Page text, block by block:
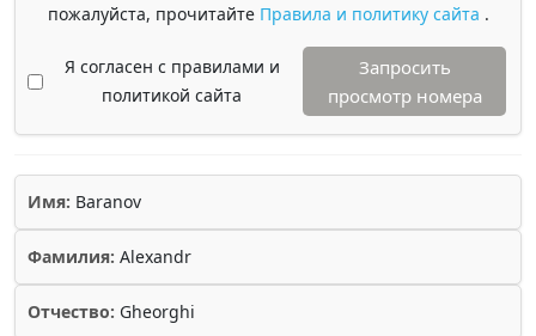
пожалуйста, прочитайте Правила и политику сайта .
Я согласен с правилами и
политикой сайта
Запросить
просмотр номера
Имя: Baranov
Фамилия: Alexandr
Отчество: Gheorghi